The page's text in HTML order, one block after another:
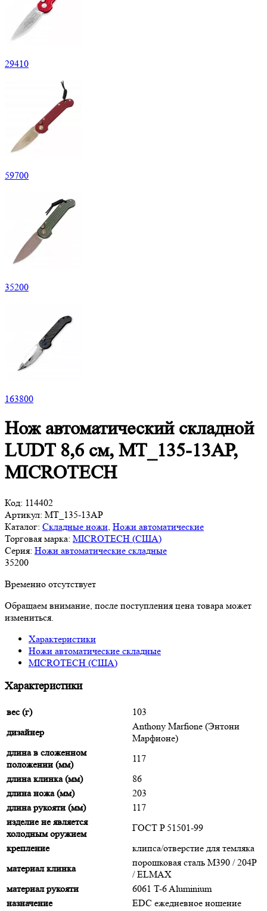
29410
59700
35200
163800
Нож автоматический складной
LUDT 8,6 см, MT_135-13AP,
MICROTECH
Код: 114402
Артикул: MT_135-13AP
Каталог: Складные ножи Ножи автоматические
Торговая марка: MICROTECH (США)
Серия: Ножи автоматические складные
35200
Временно отсутствует
Обращаем внимание, после поступления цена товара может
измениться.
Характеристики
Ножи автоматические складные
MICROTECH (США)
Характеристики
вес (г)
103
дизайнер
Anthony Marfione (Энтони
Марфионе)
длина в сложенном
положении (мм)
117
длина клинка (мм)
86
длина ножа (мм)
203
длина рукояти (мм)
117
изделие не является
холодным оружием
ГОСТ P 51501-99
крепление
клипса/отверстие для темляка
материал клинка
порошковая сталь M390 / 204P
/ ELMAX
материал рукояти
6061 T-6 Aluminium
назначение
EDC ежедневное ношение